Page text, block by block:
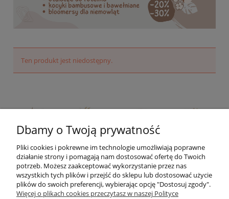
Ten produkt jest niedostępny.
Dbamy o Twoją prywatność
Pliki cookies i pokrewne im technologie umożliwiają poprawne
działanie strony i pomagają nam dostosować ofertę do Twoich
potrzeb. Możesz zaakceptować wykorzystanie przez nas
wszystkich tych plików i przejść do sklepu lub dostosować użycie
plików do swoich preferencji, wybierając opcję "Dostosuj zgody".
Więcej o plikach cookies przeczytasz w naszej Polityce